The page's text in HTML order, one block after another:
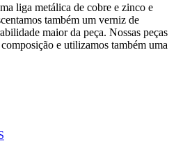
liga metálica de cobre e zinco e
também um verniz de
maior da peça. Nossas peças
e utilizamos também uma